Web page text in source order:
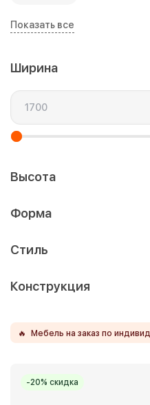
Показать все
Ширина
Высота
Форма
Стиль
Конструкция
🔥 Мебель на заказ по
-20% скидка